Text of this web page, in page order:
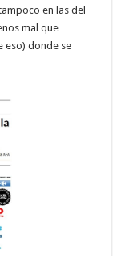
en las del
mal que
eso) donde se